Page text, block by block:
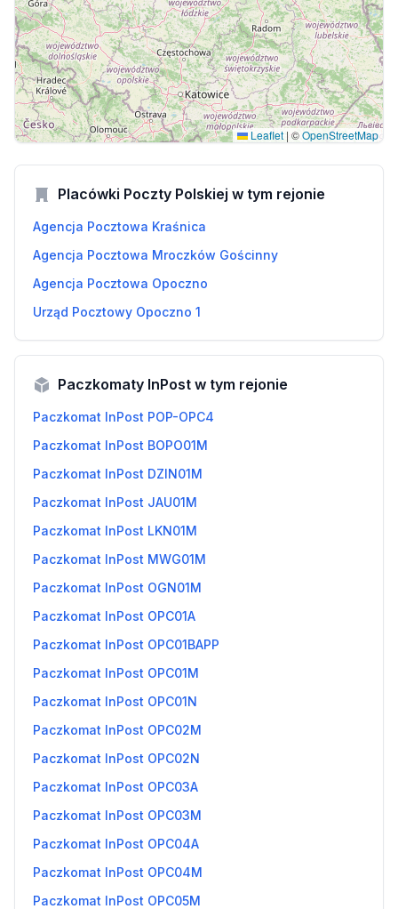
Leaflet | ©OpenStreetMap
Placówki Poczty Polskiej w tym rejonie
Agencja Pocztowa Kraśnica
Agencja Pocztowa Mroczków Gościnny
Agencja Pocztowa Opoczno
Urząd Pocztowy Opoczno 1
Paczkomaty InPost w tym rejonie
Paczkomat InPost POP-OPC4
Paczkomat InPost BOPO01M
Paczkomat InPost DZIN01M
Paczkomat InPost JAU01M
Paczkomat InPost LKN01M
Paczkomat InPost MWG01M
Paczkomat InPost OGN01M
Paczkomat InPost OPC01A
Paczkomat InPost OPC01BAPP
Paczkomat InPost OPC01M
Paczkomat InPost OPC01N
Paczkomat InPost OPC02M
Paczkomat InPost OPC02N
Paczkomat InPost OPC03A
Paczkomat InPost OPC03M
Paczkomat InPost OPC04A
Paczkomat InPost OPC04M
Paczkomat InPost OPC05M